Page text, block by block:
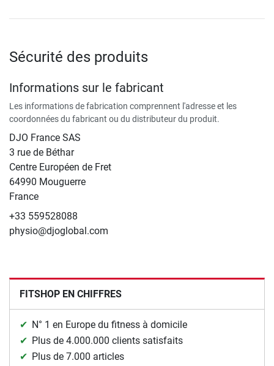
Sécurité des produits
Informations sur le fabricant
Les informations de fabrication comprennent l'adresse et les
coordonnées du fabricant ou du distributeur du produit.
DJO France SAS
3 rue de Béthar
Centre Européen de Fret
64990 Mouguerre
France
+33 559528088
physio@djoglobal.com
FITSHOP EN CHIFFRES
N° 1 en Europe du fitness à domicile
Plus de 4.000.000 clients satisfaits
Plus de 7.000 articles